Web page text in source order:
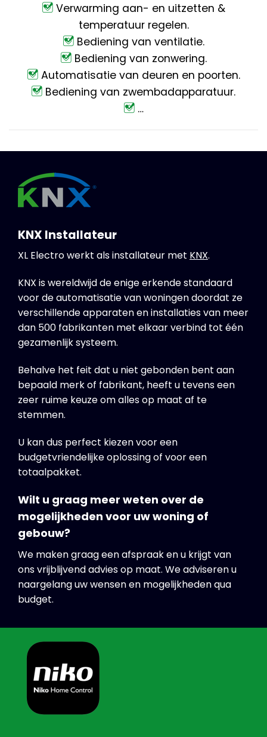
Verwarming aan- en uitzetten &
temperatuur regelen.
Bediening van ventilatie.
Bediening van zonwering.
Automatisatie van deuren en poorten.
Bediening van zwembadapparatuur.
…
KNX Installateur
XL Electro werkt als installateur met KNX.
KNX is wereldwijd de enige erkende standaard
voor de automatisatie van woningen doordat ze
verschillende apparaten en installaties van meer
dan 500 fabrikanten met elkaar verbind tot één
gezamenlijk systeem.
Behalve het feit dat u niet gebonden bent aan
bepaald merk of fabrikant, heeft u tevens een
zeer ruime keuze om alles op maat af te
stemmen.
U kan dus perfect kiezen voor een
budgetvriendelijke oplossing of voor een
totaalpakket.
Wilt u graag meer weten over de
mogelijkheden voor uw woning of
gebouw?
We maken graag een afspraak en u krijgt van
ons vrijblijvend advies op maat. We adviseren u
naargelang uw wensen en mogelijkheden qua
budget.